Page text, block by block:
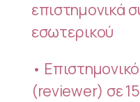
επιστημονικά
εσωτερικού
•
(reviewer) σε